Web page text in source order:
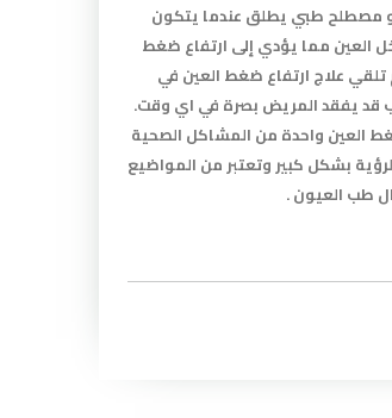
مصطلح طبي يطلق عندما يتكون
العين مما يؤدي إلى ارتفاع ضغط
تلقي علاج ارتفاع ضغط العين في
قد يفقد المريض بصرة في اي وقت.
العين واحدة من المشاكل الصحية
بشكل كبير وتعتبر من المواضيع
طب العيون .